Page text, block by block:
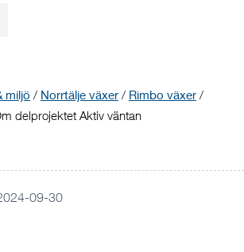
miljö / Norrtälje växer / Rimbo växer /
delprojektet Aktiv väntan
09-30